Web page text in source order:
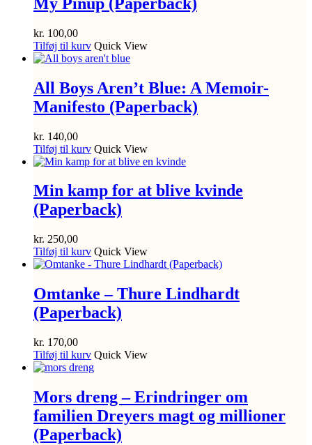
kr. 100,00
Tilføj til kurv Quick View
All Boys Aren’t Blue: A Memoir-
Manifesto (Paperback)
kr. 140,00
Tilføj til kurv Quick View
Min kamp for at blive kvinde
(Paperback)
kr. 250,00
Tilføj til kurv Quick View
Omtanke – Thure Lindhardt
(Paperback)
kr. 170,00
Tilføj til kurv Quick View
Mors dreng – Erindringer om
familien Dreyers magt og millioner
(Paperback)